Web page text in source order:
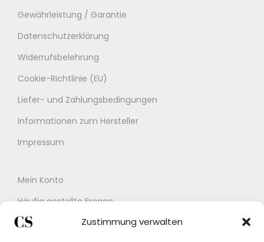
Zustimmung verwalten
Gewährleistung / Garantie
Datenschutzerklärung
Widerrufsbelehrung
Cookie-Richtlinie (EU)
Liefer- und Zahlungsbedingungen
Informationen zum Hersteller
Impressum
Mein Konto
Häufig gestellte Fragen
Kontakt